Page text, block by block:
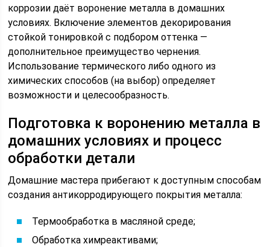
коррозии даёт воронение металла в домашних
условиях. Включение элементов декорирования
стойкой тонировкой с подбором оттенка —
дополнительное преимущество чернения.
Использование термического либо одного из
химических способов (на выбор) определяет
возможности и целесообразность.
Подготовка к воронению металла в
домашних условиях и процесс
обработки детали
Домашние мастера прибегают к доступным способам
создания антикорродирующего покрытия металла:
Термообработка в масляной среде;
Обработка химреактивами;